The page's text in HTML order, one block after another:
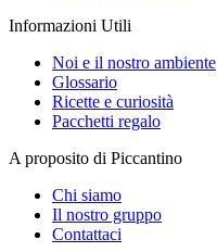
Informazioni Utili
Noi e il nostro ambiente
Glossario
Ricette e curiosità
Pacchetti regalo
A proposito di Piccantino
Chi siamo
Il nostro gruppo
Contattaci